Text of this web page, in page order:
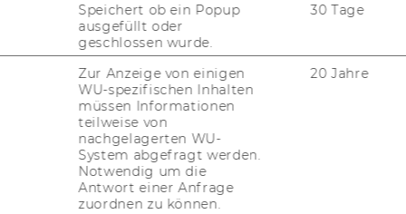
von Stellen für wissenschaftliches
von Stellen für Allgemeine
Speichert ob ein Popup
ausgefüllt oder
geschlossen wurde.
30 Tage
Zur Anzeige von einigen
WU-spezifischen Inhalten
müssen Informationen
teilweise von
nachgelagerten WU-
System abgefragt werden.
Notwendig um die
Antwort einer Anfrage
zuordnen zu können.
20 Jahre